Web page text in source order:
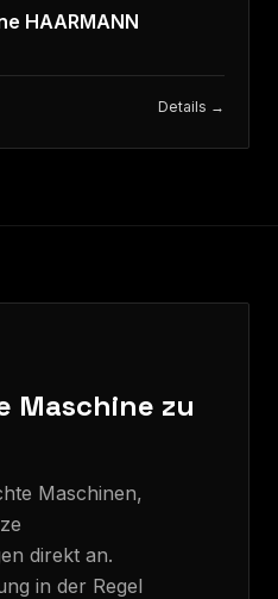
HAARMANN
Details →
Maschine zu
Maschinen,
direkt an.
in der Regel